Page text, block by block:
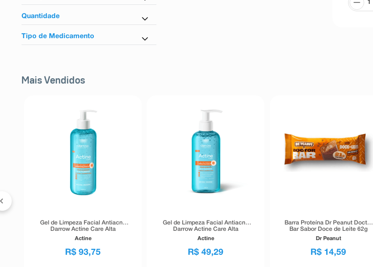
Dapagliflozina
Saxagliptina
Quantidade
30 Comprimidos
Tipo de Medicamento
Mais Vendidos
Gel de Limpeza Facial Antiacne
Darrow Actine Care Alta
Tolerância 400g
Actine
R$ 93,75
Gel de Limpeza Facial Antiacne
Darrow Actine Care Alta
Tolerância 140g
Actine
R$ 49,29
Barra Proteína Dr Peanut Doctor
Bar Sabor Doce de Leite 62g
Dr Peanut
R$ 14,59